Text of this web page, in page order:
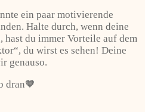
ein paar motivierende
Halte durch, wenn deine
hast du immer Vorteile auf dem
du wirst es sehen! Deine
genauso.
dran🧡